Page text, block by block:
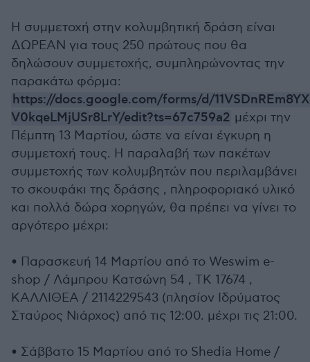
H συμμετοχή στην κολυμβητική δράση είναι
ΔΩΡΕΑΝ για τους 250 πρώτους που θα
δηλώσουν συμμετοχής, συμπληρώνοντας την
παρακάτω φόρμα:
https://docs.google.com/forms/d/
V0kqeLMjUSr8LrY/edit?ts=67c759a2 μέχρι την
Πέμπτη 13 Μαρτίου, ώστε να είναι έγκυρη η
συμμετοχή τους. Η παραλαβή των πακέτων
συμμετοχής των κολυμβητών που περιλαμβάνει
το σκουφάκι της δράσης , πληροφοριακό υλικό
και πολλά δώρα χορηγών, θα πρέπει να γίνει το
αργότερο μέχρι:
• Παρασκευή 14 Μαρτίου από το Weswim e-
shop / Λάμπρου Κατσώνη 54 , ΤΚ 17674 ,
ΚΑΛΛΙΘΕΑ / 2114229543 (πλησίον Ιδρύματος
Σταύρος Νιάρχος) από τις 12:00. μέχρι τις 21:00.
• Σάββατο 15 Μαρτίου από το Shedia Home /